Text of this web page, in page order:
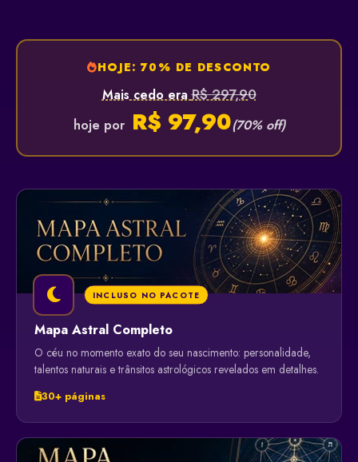
HOJE: 70% DE DESCONTO
Mais cedo eraR$ 297,90
hoje por R$ 97,90(70% off)
INCLUSO NO PACOTE
Mapa Astral Completo
O céu no momento exato do seu nascimento: personalidade,
talentos naturais e trânsitos astrológicos revelados em detalhes.
30+ páginas